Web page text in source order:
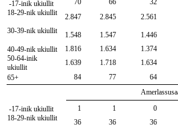
-17-inik ukiullit
70 66 32
18-29-nik ukiullit
2.847 2.845 2.561
30-39-nik ukiullit
1.548 1.547 1.446
40-49-nik ukiullit
1.816 1.634 1.374
50-64-inik
ukiullit
1.639 1.718 1.634
65+
84 77 64
-17-inik ukiullit
1 1 0
18-29-nik ukiullit
36 36 36